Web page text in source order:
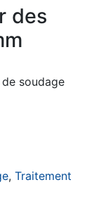
des
soudage
unités mobiles
,Traitement